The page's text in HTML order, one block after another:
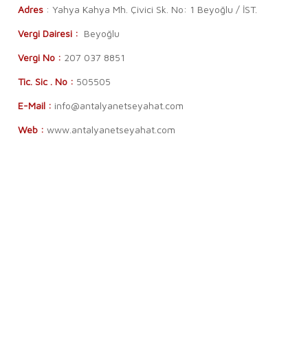
Adres : Yahya Kahya Mh. Çivici Sk. No: 1 Beyoğlu / İST.
Vergi Dairesi : Beyoğlu
Vergi No : 207 037 8851
Tic. Sic . No : 505505
E-Mail : info@antalyanetseyahat.com
Web : www.antalyanetseyahat.com